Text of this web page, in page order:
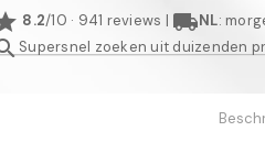
8.2/10 · 941 reviews | local_shippingNL:
Supersnel zoeken uit duizenden